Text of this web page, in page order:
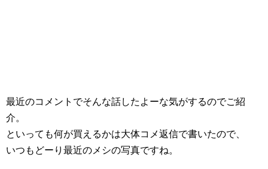
最近のコメントでそんな話したよーな気がするのでご紹
介。
といっても何が買えるかは大体コメ返信で書いたので、
いつもどーり最近のメシの写真ですね。